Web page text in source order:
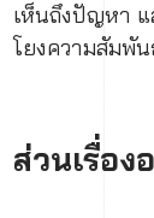
เห็นถึงปัญหา แ
โยงความสัมพั
ส่วนเรื่อ